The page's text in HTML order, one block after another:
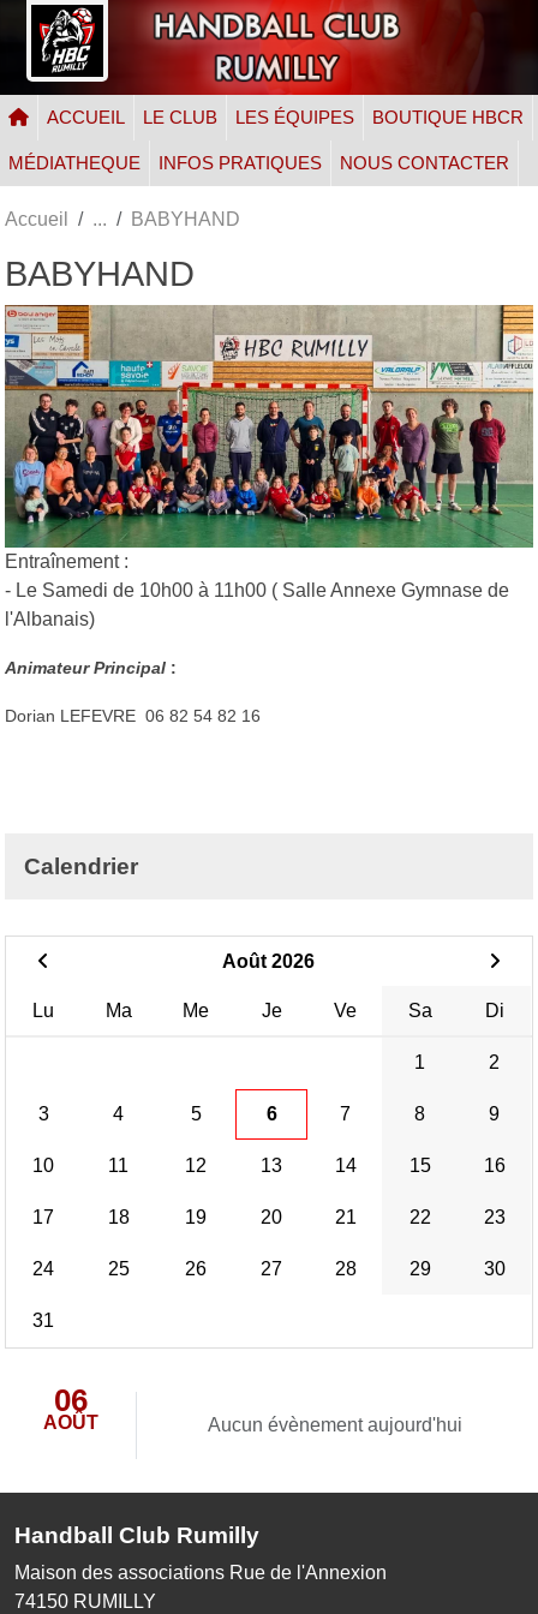
ACCUEIL LE CLUB LES ÉQUIPES BOUTIQUE HBCR
MÉDIATHEQUE INFOS PRATIQUES NOUS CONTACTER
Accueil BABYHAND
BABYHAND
Entraînement :
- Le Samedi de 10h00 à 11h00 ( Salle Annexe Gymnase de
l'Albanais)
Animateur Principal :
Dorian LEFEVRE 06 82 54 82 16
Calendrier
Août 2026
Lu Ma Me Je Ve Sa Di
1 2
3 4 5 6 7 8 9
10 11 12 13 14 15 16
17 18 19 20 21 22 23
24 25 26 27 28 29 30
31
06
AOÛT Aucun évènement aujourd'hui
Handball Club Rumilly
Maison des associations Rue de l'Annexion
74150 RUMILLY
Panneau de gestion des cookies